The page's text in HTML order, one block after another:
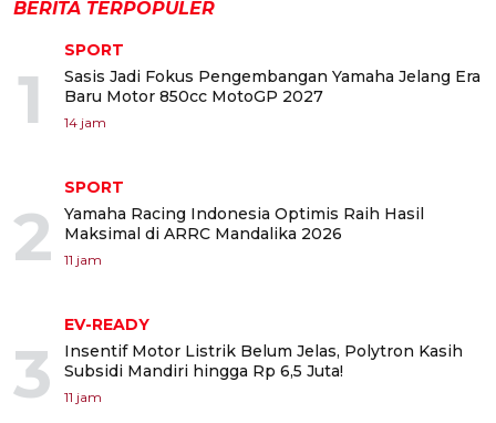
BERITA TERPOPULER
1
SPORT
Sasis Jadi Fokus Pengembangan Yamaha Jelang Era
Baru Motor 850cc MotoGP 2027
14 jam
2
SPORT
Yamaha Racing Indonesia Optimis Raih Hasil
Maksimal di ARRC Mandalika 2026
11 jam
3
EV-READY
Insentif Motor Listrik Belum Jelas, Polytron Kasih
Subsidi Mandiri hingga Rp 6,5 Juta!
11 jam